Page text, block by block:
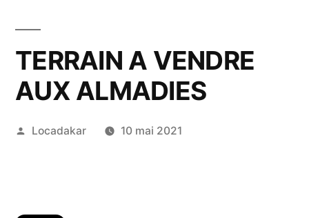
TERRAIN A VENDRE
AUX ALMADIES
Publié
Locadakar 10 mai 2021